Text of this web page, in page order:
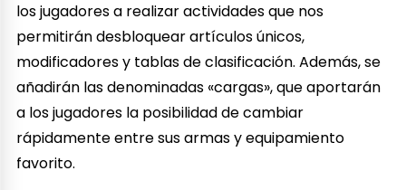
los jugadores a realizar actividades que nos
permitirán desbloquear artículos únicos,
modificadores y tablas de clasificación. Además, se
añadirán las denominadas «cargas», que aportarán
a los jugadores la posibilidad de cambiar
rápidamente entre sus armas y equipamiento
favorito.